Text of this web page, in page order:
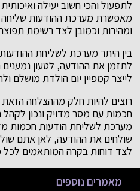
לתפעול והכי חשוב יעילה
מאפשרת מערכת ההודעות
ומהירות וכמובן לצד רשימת
בין היתר מערכת לשליחת
לתזמן את ההודעה, לטעון נמענים
לייצר קמפיין יום הולדת מושלם
רוצים להיות חלק מההצלחה
מערכת לשליחת הודעות חכמות
שולחים את ההודעה, לאן אתם
לצד דוחות בקרה המותאמים
מאמרים נוספים